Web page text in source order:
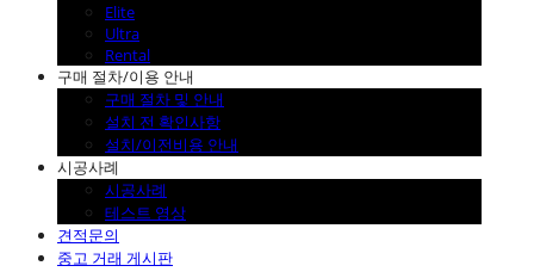
Elite
Ultra
Rental
구매 절차/이용 안내
구매 절차 및 안내
설치 전 확인사항
설치/이전비용 안내
시공사례
시공사례
테스트 영상
견적문의
중고 거래 게시판